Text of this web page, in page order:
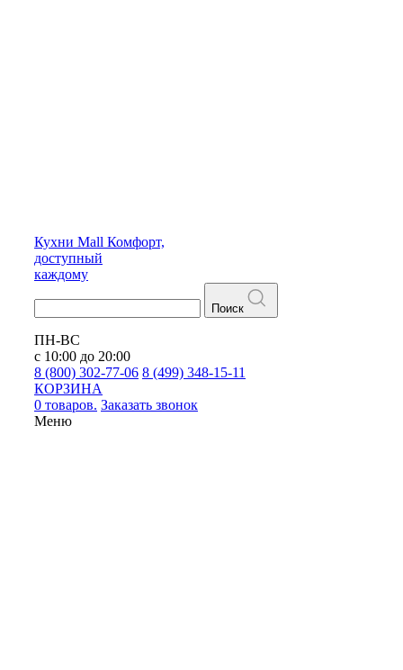
Кухни Mall Комфорт,
доступный
каждому
Поиск
ПН-ВС
с 10:00 до 20:00
8 (800) 302-77-06 8 (499) 348-15-11
КОРЗИНА
0 товаров. Заказать звонок
Меню